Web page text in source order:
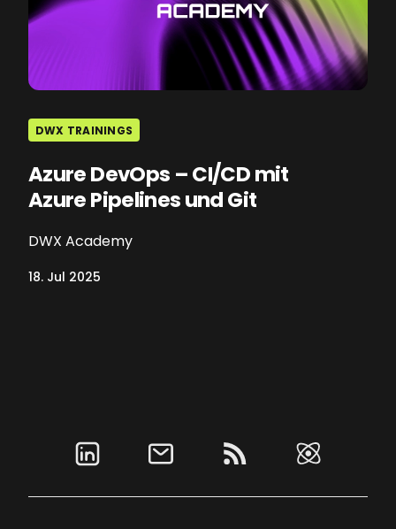
DWX TRAININGS
Azure DevOps – CI/CD mit
Azure Pipelines und Git
DWX Academy
18. Jul 2025